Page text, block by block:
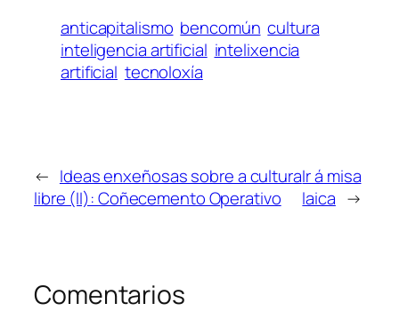
anticapitalismo bencomún cultura
inteligencia artificial intelixencia
artificial tecnoloxía
← Ideas enxeñosas sobre a cultura
libre (II): Coñecemento Operativo
Ir á misa
laica →
Comentarios